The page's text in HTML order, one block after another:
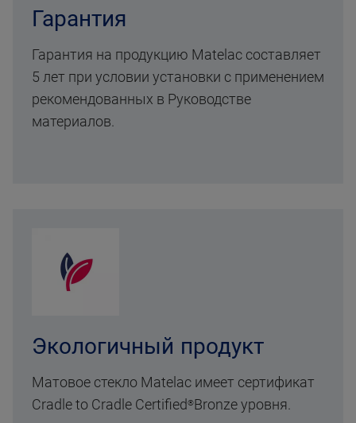
Гарантия
Гарантия на продукцию Matelac составляет
5 лет при условии установки с применением
рекомендованных в Руководстве
материалов.
Экологичный продукт
Матовое стекло Matelac имеет сертификат
Cradle to Cradle Certified®Bronzeуровня.